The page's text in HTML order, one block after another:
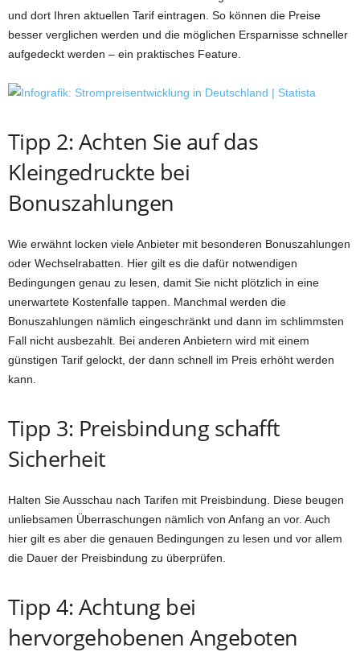
und dort Ihren aktuellen Tarif eintragen. So können die Preise
besser verglichen werden und die möglichen Ersparnisse schneller
aufgedeckt werden – ein praktisches Feature.
Tipp 2: Achten Sie auf das
Kleingedruckte bei
Bonuszahlungen
Wie erwähnt locken viele Anbieter mit besonderen Bonuszahlungen
oder Wechselrabatten. Hier gilt es die dafür notwendigen
Bedingungen genau zu lesen, damit Sie nicht plötzlich in eine
unerwartete Kostenfalle tappen. Manchmal werden die
Bonuszahlungen nämlich eingeschränkt und dann im schlimmsten
Fall nicht ausbezahlt. Bei anderen Anbietern wird mit einem
günstigen Tarif gelockt, der dann schnell im Preis erhöht werden
kann.
Tipp 3: Preisbindung schafft
Sicherheit
Halten Sie Ausschau nach Tarifen mit Preisbindung. Diese beugen
unliebsamen Überraschungen nämlich von Anfang an vor. Auch
hier gilt es aber die genauen Bedingungen zu lesen und vor allem
die Dauer der Preisbindung zu überprüfen.
Tipp 4: Achtung bei
hervorgehobenen Angeboten